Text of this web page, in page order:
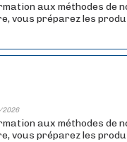
aux méthodes de
vous préparez les
aux méthodes de
vous préparez les